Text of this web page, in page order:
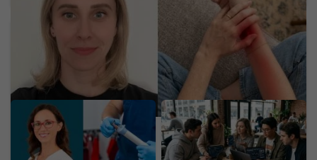
Lekárka prezrádza: Tieto
vyšetrenia by si vo veku
30, 40, 50 a 60 rokoch
mal absolvovať, dokážu
Dôchodok už v 20-ke:
Generácia Z odmieta
drieť do staroby, zavádza
nový trend